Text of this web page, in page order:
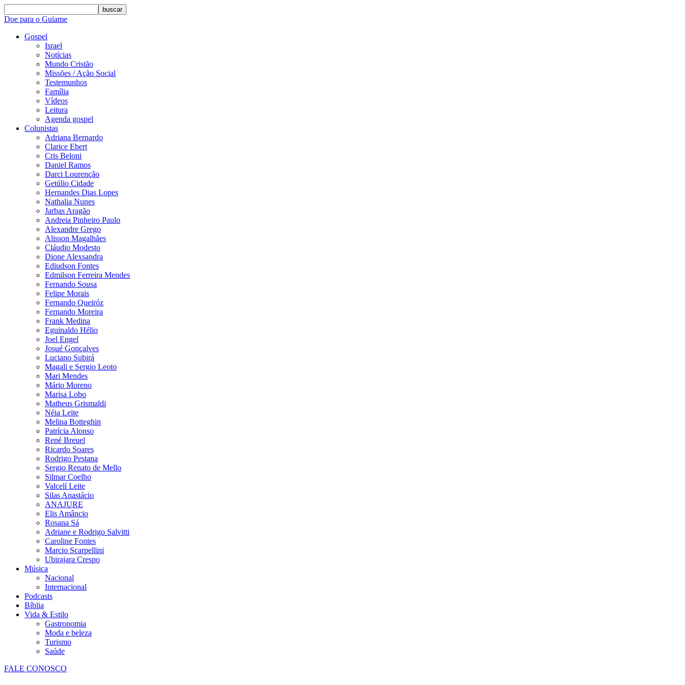
buscar
Doe para o Guiame
Gospel
Israel
Notícias
Mundo Cristão
Missões / Ação Social
Testemunhos
Família
Vídeos
Leitura
Agenda gospel
Colunistas
Adriana Bernardo
Clarice Ebert
Cris Beloni
Daniel Ramos
Darci Lourenção
Getúlio Cidade
Hernandes Dias Lopes
Nathalia Nunes
Jarbas Aragão
Andreia Pinheiro Paulo
Alexandre Grego
Alisson Magalhães
Cláudio Modesto
Dione Alexsandra
Ediudson Fontes
Edmilson Ferreira Mendes
Fernando Sousa
Felipe Morais
Fernando Queiróz
Fernando Moreira
Frank Medina
Eguinaldo Hélio
Joel Engel
Josué Gonçalves
Luciano Subirá
Magali e Sergio Leoto
Mari Mendes
Mário Moreno
Marisa Lobo
Matheus Grismaldi
Néia Leite
Melina Botteghin
Patrícia Alonso
René Breuel
Ricardo Soares
Rodrigo Pestana
Sergio Renato de Mello
Silmar Coelho
Valcelí Leite
Silas Anastácio
ANAJURE
Elis Amâncio
Rosana Sá
Adriane e Rodrigo Salvitti
Caroline Fontes
Marcio Scarpellini
Ubirajara Crespo
Música
Nacional
Internacional
Podcasts
Bíblia
Vida & Estilo
Gastronomia
Moda e beleza
Turismo
Saúde
FALE CONOSCO